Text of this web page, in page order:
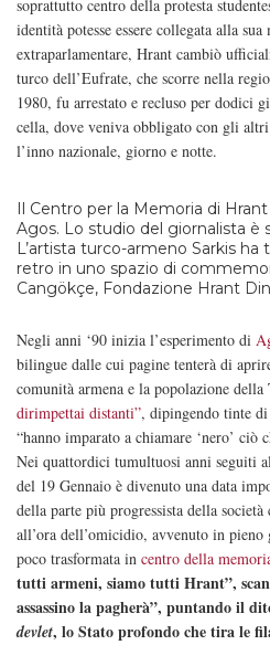
soprattutto centro della protesta
identità potesse essere collegata alla
extraparlamentare, Hrant cambiò
turco dell’Eufrate, che scorre nella
1980, fu arrestato e recluso per dodici
cella, dove veniva obbligato con gli
l’inno nazionale, giorno e notte.
Il Centro per la Memoria di Hrant
Agos. Lo studio del giornalista è
L’artista turco-armeno Sarkis ha
retro in uno spazio di
Cangökçe, Fondazione Hrant
Negli anni ‘90 inizia l’esperimento di
bilingue dalle cui pagine tenterà di
comunità armena e la popolazione della
dirimpettai distanti”, dipingendo tinte
“hanno imparato a chiamare ‘nero’ ciò
Nei quattordici tumultuosi anni seguiti
del 19 Gennaio è divenuto una data
della parte più progressista della
all’ora dell’omicidio, avvenuto in
poco trasformata in centro della
tutti armeni, siamo tutti Hrant”,
assassino la pagherà”, puntando il
devlet, lo Stato profondo che tira le